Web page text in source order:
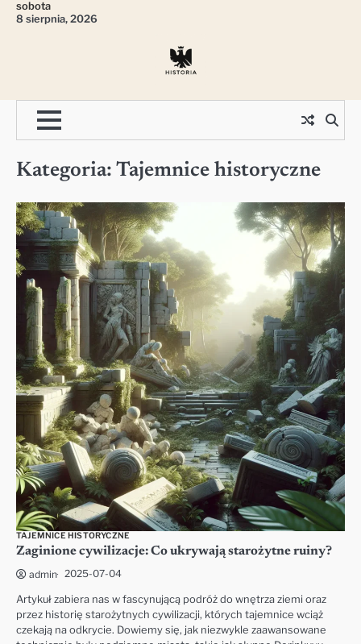
Skipsobota
8 sierpnia, 2026
Kategoria: Tajemnice historyczne
TAJEMNICE HISTORYCZNE
Zaginione cywilizacje: Co ukrywają starożytne ruiny?
admin 2025-07-04
Artykuł zabiera nas w fascynującą podróż do wnętrza ziemi oraz
przez historię starożytnych cywilizacji, których tajemnice wciąż
czekają na odkrycie. Dowiemy się, jak niezwykle zaawansowane